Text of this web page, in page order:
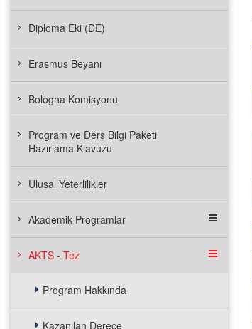
Diploma Eki (DE)
Erasmus Beyanı
Bologna Komisyonu
Program ve Ders Bilgi Paketi
Hazırlama Klavuzu
Ulusal Yeterlilikler
Akademik Programlar
AKTS - Tez
Program Hakkında
Kazanılan Derece